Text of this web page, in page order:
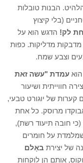
הבנות טובלות
(בלי קיצוץ
לק! הדגש הוא על
מדבקות מדליקות. כפות
וצבע שמח.
עמדת "עשה זאת
חווייתית ושיעור
קערות של יוגורט טבעי,
מרוסק. כל אחת
חובה תיעוד רשת),
על חומרים
של יצירת באָלם
אותם הן לוקחות